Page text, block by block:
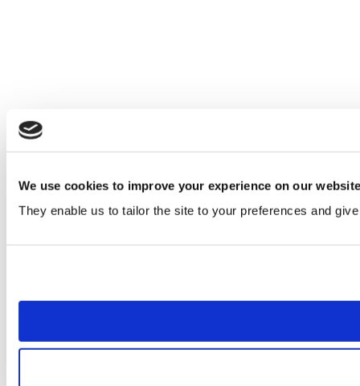
We use cookies to improve your experience on our website
They enable us to tailor the site to your preferences and